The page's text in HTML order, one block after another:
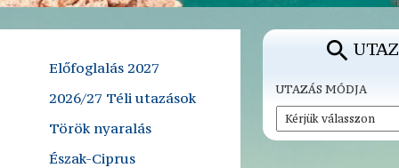
Előfoglalás 2027
2026/27 Téli utazások
Török nyaralás
Észak-Ciprus
UTAZÁS MÓDJA